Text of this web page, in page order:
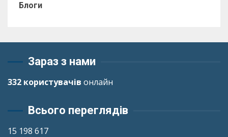
Блоги
Зараз з нами
332 користувачів онлайн
Всього переглядів
15 198 617